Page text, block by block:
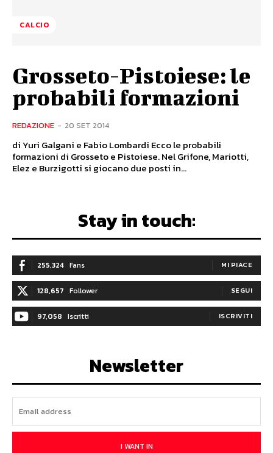
CALCIO
Grosseto-Pistoiese: le
probabili formazioni
REDAZIONE - 20 SET 2014
di Yuri Galgani e Fabio Lombardi Ecco le probabili
formazioni di Grosseto e Pistoiese. Nel Grifone, Mariotti,
Elez e Burzigotti si giocano due posti in...
Stay in touch:
255,324 Fans MI PIACE
128,657 Follower SEGUI
97,058 Iscritti ISCRIVITI
Newsletter
I WANT IN